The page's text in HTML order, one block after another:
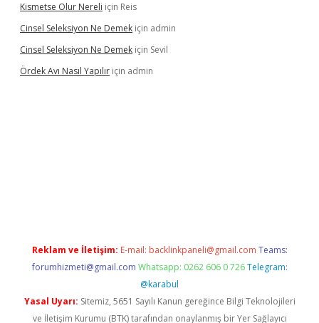
Kismetse Olur Nereli için Reis
Cinsel Seleksiyon Ne Demek için admin
Cinsel Seleksiyon Ne Demek için Sevil
Ördek Avı Nasıl Yapılır için admin
Reklam ve İletişim: E-mail: backlinkpaneli@gmail.com Teams:
forumhizmeti@gmail.com Whatsapp: 0262 606 0 726 Telegram:
@karabul
Yasal Uyarı: Sitemiz, 5651 Sayılı Kanun gereğince Bilgi Teknolojileri
ve İletişim Kurumu (BTK) tarafından onaylanmış bir Yer Sağlayıcı